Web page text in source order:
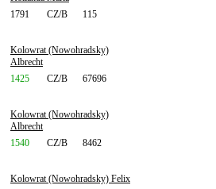
1791
CZ/B 115
Kolowrat (Nowohradsky)
Albrecht
1425
CZ/B 67696
Kolowrat (Nowohradsky)
Albrecht
1540
CZ/B 8462
Kolowrat (Nowohradsky) Felix